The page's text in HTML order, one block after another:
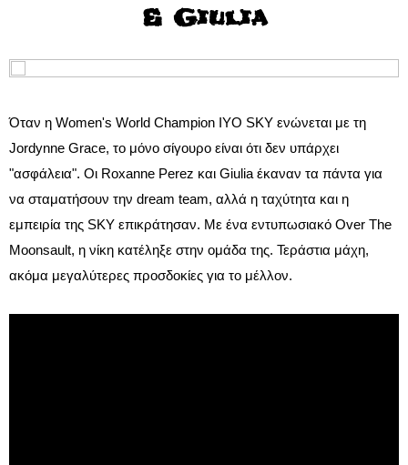
& Giulia
Όταν η Women's World Champion IYO SKY ενώνεται με τη
Jordynne Grace, το μόνο σίγουρο είναι ότι δεν υπάρχει
"ασφάλεια". Οι Roxanne Perez και Giulia έκαναν τα πάντα για
να σταματήσουν την dream team, αλλά η ταχύτητα και η
εμπειρία της SKY επικράτησαν. Με ένα εντυπωσιακό Over The
Moonsault, η νίκη κατέληξε στην ομάδα της. Τεράστια μάχη,
ακόμα μεγαλύτερες προσδοκίες για το μέλλον.